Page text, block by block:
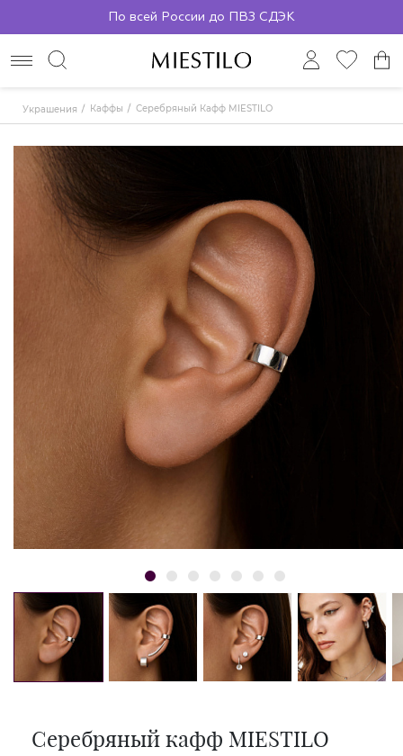
По всей России до ПВЗ СДЭК
Украшения Каффы Серебряный Кафф MIESTILO
Серебряный кафф MIESTILO